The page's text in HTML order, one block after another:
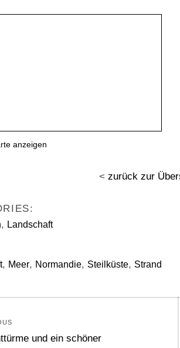
anzeigen
< zurück zur
, Landschaft
, Meer, Normandie, Steilküste, Strand
und ein schöner